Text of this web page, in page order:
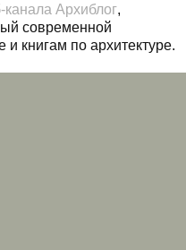
канала Архиблог,
современной
и книгам по архитектуре.